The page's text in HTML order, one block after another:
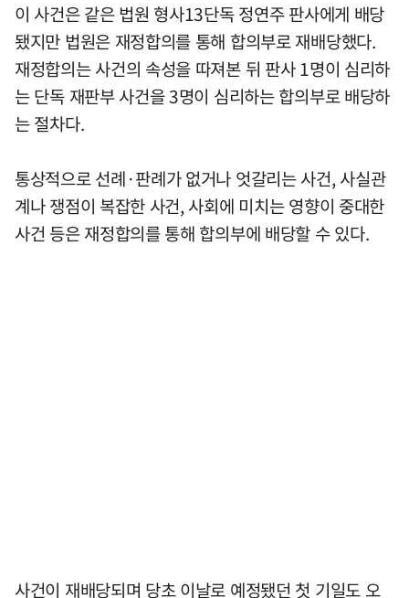
이 사건은 같은 법원 형사13단독 정연주 판사에게 배당
됐지만 법원은 재정합의를 통해 합의부로 재배당했다.
재정합의는 사건의 속성을 따져본 뒤 판사 1명이 심리하
는 단독 재판부 사건을 3명이 심리하는 합의부로 배당하
는 절차다.
통상적으로 선례·판례가 없거나 엇갈리는 사건, 사실관
계나 쟁점이 복잡한 사건, 사회에 미치는 영향이 중대한
사건 등은 재정합의를 통해 합의부에 배당할 수 있다.
사건이 재배당되며 당초 이날로 예정됐던 첫 기일도 오